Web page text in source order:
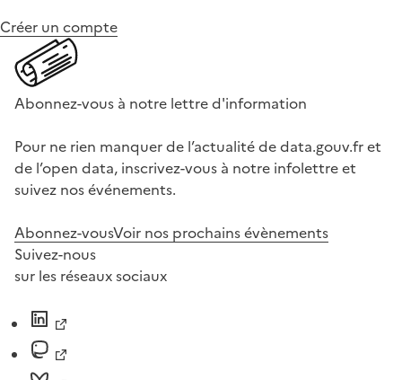
Créer un compte
Abonnez-vous à notre lettre d'information
Pour ne rien manquer de l’actualité de data.gouv.fr et
de l’open data, inscrivez-vous à notre infolettre et
suivez nos événements.
Abonnez-vousVoir nos prochains évènements
Suivez-nous
sur les réseaux sociaux